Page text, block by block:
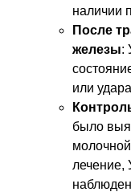
наличии
После
железы:
или
было
лечение,